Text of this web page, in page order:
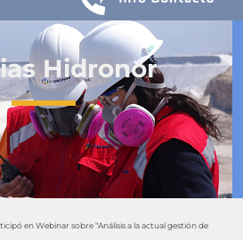
Hidronor
en Webinar sobre “Análisis a la actual gestión de